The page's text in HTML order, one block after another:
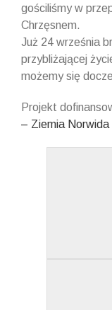
gościliśmy w
Chrzęsnem.
Już 24 września
przybliżającej
możemy się
Projekt
– Ziemia Norwida